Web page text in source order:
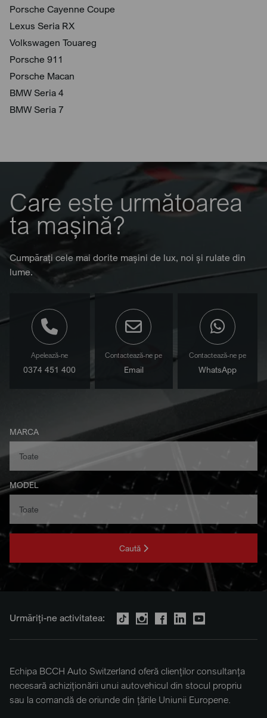
Porsche Cayenne Coupe
Lexus Seria RX
Volkswagen Touareg
Porsche 911
Porsche Macan
BMW Seria 4
BMW Seria 7
Care este următoarea
ta mașină?
Cumpărați cele mai dorite mașini de lux, noi și rulate din
lume.
Apelează-ne
0374 451 400
Contactează-ne pe
Email
Contactează-ne pe
WhatsApp
MARCA
MODEL
Caută
Urmăriți-ne activitatea:
Echipa BCCH Auto Switzerland oferă clienților consultanța
necesară achiziționării unui autovehicul din stocul propriu
sau la comandă de oriunde din țările Uniunii Europene.